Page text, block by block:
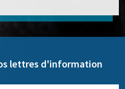
lettres d'information